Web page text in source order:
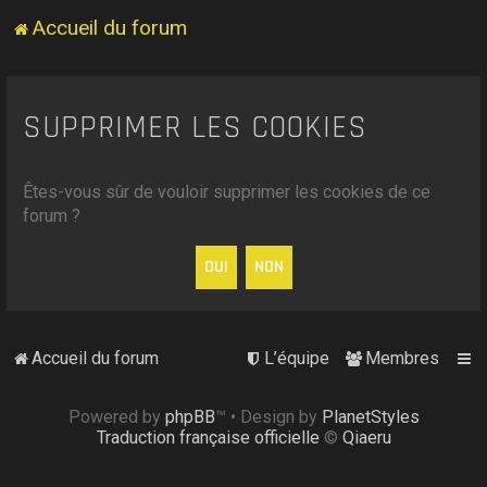
Accueil du forum
SUPPRIMER LES COOKIES
Êtes-vous sûr de vouloir supprimer les cookies de ce
forum ?
Accueil du forum Membres
L’équipe
Powered by phpBB™ • Design by PlanetStyles
Traduction française officielle © Qiaeru